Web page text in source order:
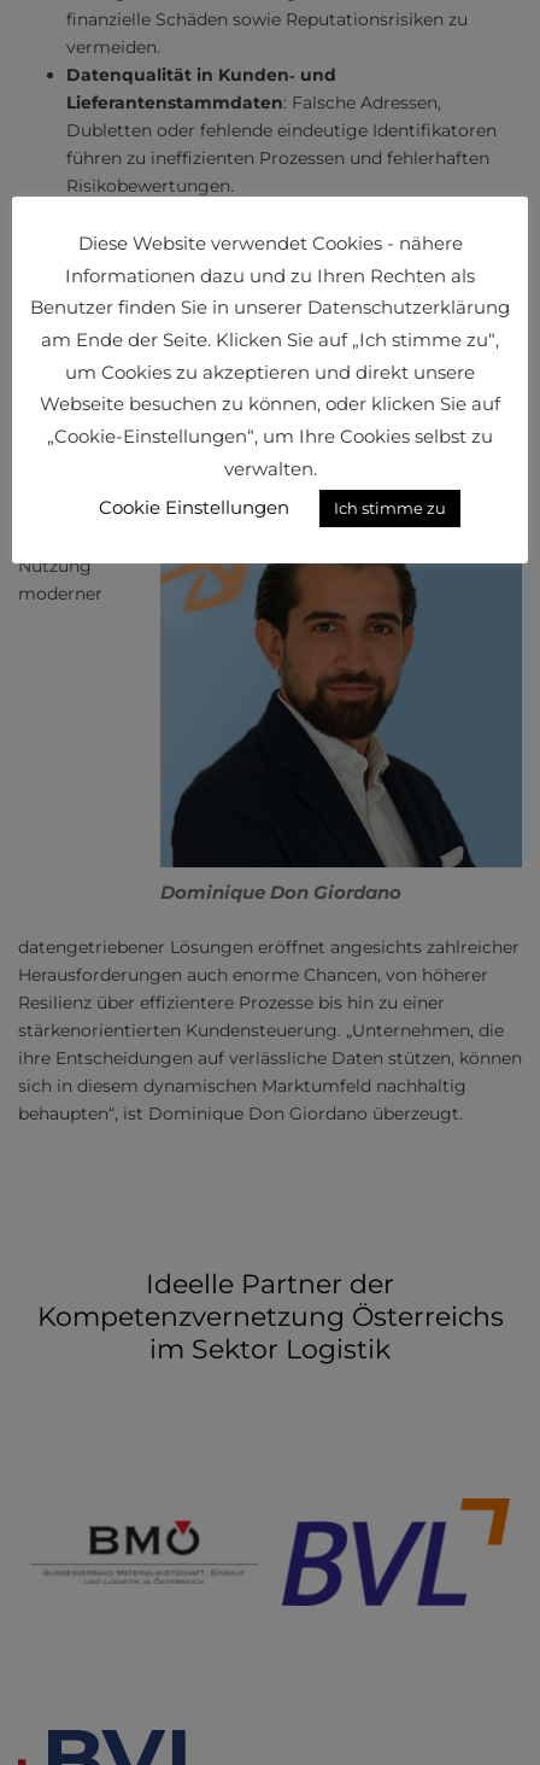
finanzielle Schäden sowie Reputationsrisiken zu
vermeiden.
Datenqualität in Kunden‑ und
Lieferantenstammdaten: Falsche Adressen,
Dubletten oder fehlende eindeutige Identifikatoren
führen zu ineffizienten Prozessen und fehlerhaften
Risikobewertungen.
Stammdaten zu einer verlässlichen Grundlage für
operative und strategische Entscheidungen.
Nachvollziehbare ESG‑Nachweise
werden im Sinne
von ihren Logistikpartnern gefordert.
Solution:Mit ESG‑Plattformen, Self‑Assessments
sowie belastbaren ESG‑Scores können Unternehmen
diesen Anforderungen gerecht werden und sich bei
Ausschreibungen positiv positionieren.
Dominique Don Giordano
Datendrang
Nutzung
moderner
datengetriebener Lösungen eröffnet angesichts zahlreicher
Herausforderungen auch enorme Chancen, von höherer
Resilienz über effizientere Prozesse bis hin zu einer
stärkenorientierten Kundensteuerung. „Unternehmen, die
ihre Entscheidungen auf verlässliche Daten stützen, können
sich in diesem dynamischen Marktumfeld nachhaltig
behaupten“, ist Dominique Don Giordano überzeugt.
Ideelle Partner der
Kompetenzvernetzung Österreichs
im Sektor Logistik
Diese Website verwendet Cookies - nähere
Informationen dazu und zu Ihren Rechten als
Benutzer finden Sie in unserer Datenschutzerklärung
am Ende der Seite. Klicken Sie auf „Ich stimme zu“,
um Cookies zu akzeptieren und direkt unsere
Webseite besuchen zu können, oder klicken Sie auf
„Cookie-Einstellungen“, um Ihre Cookies selbst zu
verwalten.
Cookie Einstellungen
Ich stimme zu